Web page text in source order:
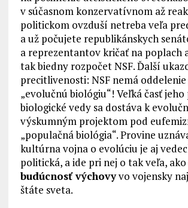
v súčasnom konzervatívnom až
politickom ovzduší netreba veľa
a už počujete republikánskych
a reprezentantov kričať na poplach
tak biedny rozpočet NSF. Ďalší
precitlivenosti: NSF nemá
„evolučnú biológiu“! Veľká časť
biologické vedy sa dostáva k
výskumným projektom pod
„populačná biológia“. Provine
kultúrna vojna o evolúciu je aj
politická, a ide pri nej o tak veľa, ako
budúcnosť výchovyvo vojensky
štáte sveta.